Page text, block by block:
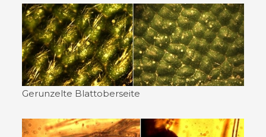
Gerunzelte Blattoberseite